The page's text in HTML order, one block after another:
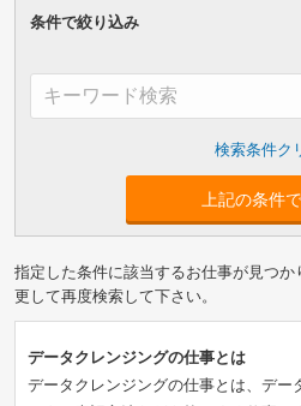
条件で絞り込み
小カテゴリーで絞り込み
上記の条件
指定した条件に該当するお仕事が見つ
更して再度検索して下さい。
データクレンジングの仕事とは
データクレンジングの仕事とは、デー